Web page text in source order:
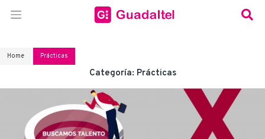
Home Prácticas
Categoría: Prácticas